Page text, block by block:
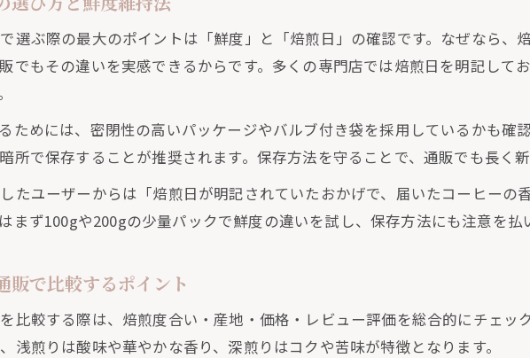
自家焙煎コーヒー通販の鮮度管理と発送体制
新鮮な自家焙煎コーヒー豆の見分け方と選び方
通販で鮮度抜群の自家焙煎コーヒー豆を探すコツ
香り豊かな自家焙煎コーヒー豆の魅力に迫る
コーヒー豆自家焙煎通販で楽しむ芳醇な香り
自家焙煎コーヒー豆の香りを保つ保存のコツ
選ぶ際の最大のポイントは「鮮度」と「焙煎日」の確認です。なぜなら、
でもその違いを実感できるからです。多くの専門店では焙煎日を明記して
ためには、密閉性の高いパッケージやバルブ付き袋を採用しているかも確
所で保存することが推奨されます。保存方法を守ることで、通販でも長く
たユーザーからは「焙煎日が明記されていたおかげで、届いたコーヒーの
まず100gや200gの少量パックで鮮度の違いを試し、保存方法にも注意を払
販で比較するポイント
比較する際は、焙煎度合い・産地・価格・レビュー評価を総合的にチェッ
浅煎りは酸味や華やかな香り、深煎りはコクや苦味が特徴となります。